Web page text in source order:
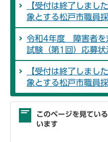
【受付は終了しま
象とする松戸市職員
令和4年度 障害者を
試験（第1回）応募状
【受付は終了しま
象とする松戸市職員
このページを見てい
います